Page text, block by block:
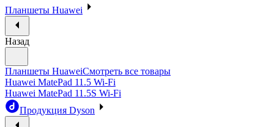
Планшеты Huawei
Назад
Планшеты HuaweiСмотреть все товары
Huawei MatePad 11.5 Wi-Fi
Huawei MatePad 11.5S Wi-Fi
Продукция Dyson